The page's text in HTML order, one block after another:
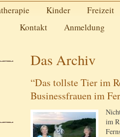
Kinder Freizeit
Kontakt
Anmeldung
Das Archiv
“Das tollste Tier im
Businessfrauen im
im